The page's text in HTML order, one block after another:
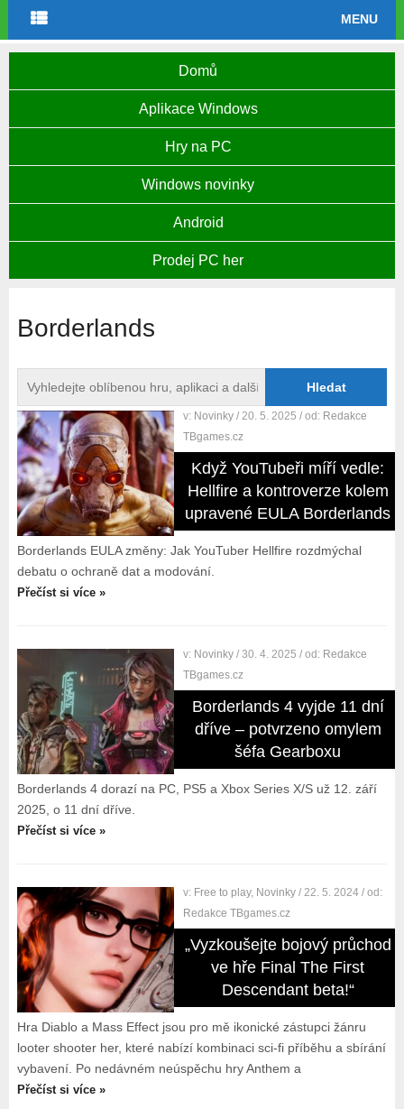
MENU
Domů
Aplikace Windows
Hry na PC
Windows novinky
Android
Prodej PC her
Borderlands
v: Novinky / 20. 5. 2025 / od: Redakce
TBgames.cz
Když YouTubeři míří vedle:
Hellfire a kontroverze kolem
upravené EULA Borderlands
Borderlands EULA změny: Jak YouTuber Hellfire rozdmýchal
debatu o ochraně dat a modování.
Přečíst si více »
v: Novinky / 30. 4. 2025 / od: Redakce
TBgames.cz
Borderlands 4 vyjde 11 dní
dříve – potvrzeno omylem
šéfa Gearboxu
Borderlands 4 dorazí na PC, PS5 a Xbox Series X/S už 12. září
2025, o 11 dní dříve.
Přečíst si více »
v: Free to play, Novinky / 22. 5. 2024 / od:
Redakce TBgames.cz
„Vyzkoušejte bojový průchod
ve hře Final The First
Descendant beta!“
Hra Diablo a Mass Effect jsou pro mě ikonické zástupci žánru
looter shooter her, které nabízí kombinaci sci-fi příběhu a sbírání
vybavení. Po nedávném neúspěchu hry Anthem a
Přečíst si více »